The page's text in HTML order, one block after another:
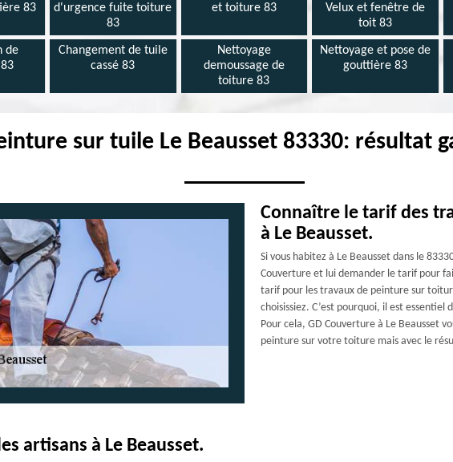
83
d'urgence fuite toiture
83
et toiture 83
Velux et fenêtre de
toit 83
de
Changement de tuile
cassé 83
Nettoyage
demoussage de
toiture 83
Nettoyage et pose de
gouttière 83
sur tuile Le Beausset 83330: résultat
Connaître le tarif des
à Le Beausset.
Si vous habitez à Le Beausset dans le
Couverture et lui demander le tarif pour
tarif pour les travaux de peinture sur
choisissiez. C’est pourquoi, il est
Pour cela, GD Couverture à Le Beausset
peinture sur votre toiture mais avec le
artisans à Le Beausset.